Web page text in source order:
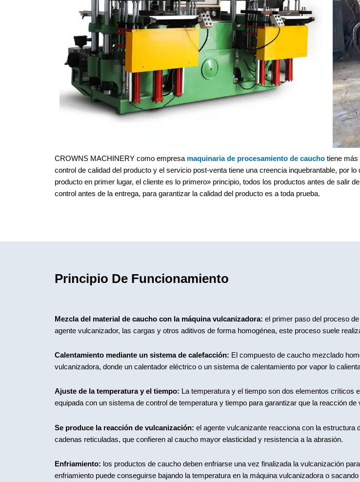
CROWNS MACHINERY como empresa maquinaria de procesamiento de caucho tiene más
control de calidad del producto y el servicio post-venta tiene una creencia inquebrantable, por
producto en primer lugar, el cliente es lo primero» principio, todos los productos antes de salir
control antes de la entrega, para garantizar la calidad del producto es a toda prueba.
Principio De Funcionamiento
Mezcla del material de caucho con la máquina vulcanizadora: el primer paso del proceso
agente vulcanizador, las cargas y otros aditivos de forma homogénea, este proceso suele
Calentamiento mediante un sistema de calefacción: El compuesto de caucho mezclado
vulcanizadora, donde un calentador eléctrico o un sistema de calentamiento por vapor lo
Ajuste de la temperatura y el tiempo: La temperatura y el tiempo son dos elementos críticos
equipada con un sistema de control de temperatura y tiempo para garantizar que la reacción
Se produce la reacción de vulcanización: el agente vulcanizante reacciona con la estructura
cadenas reticuladas, que confieren al caucho mayor elasticidad y resistencia a la abrasión.
Enfriamiento: los productos de caucho deben enfriarse una vez finalizada la vulcanización
enfriamiento puede conseguirse bajando la temperatura en la máquina vulcanizadora o